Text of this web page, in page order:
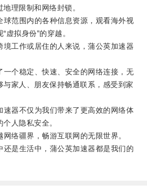
理限制和网络封锁。
范围内的各种信息资源，观看海外视
虚拟身份”的穿越。
工作或居住的人来说，蒲公英加速器
个稳定、快速、安全的网络连接，无
与家人、朋友保持畅通联系，感受到家
器不仅为我们带来了更高效的网络体
人隐私安全。
疆界，畅游互联网的无限世界。
是生活中，蒲公英加速器都是我们的